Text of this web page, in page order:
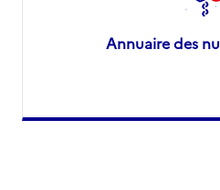
Annuaire des